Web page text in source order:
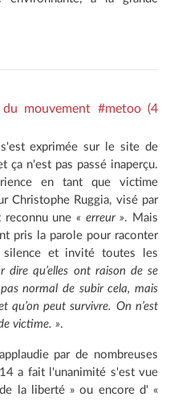
mouvement #metoo (4
exprimée sur le site de
ça n'est pas passé inaperçu.
en tant que victime
Christophe Ruggia, visé par
reconnu une « erreur ». Mais
pris la parole pour raconter
et invité toutes les
dire qu’elles ont raison de se
normal de subir cela, mais
qu’on peut survivre. On n’est
victime. ».
par de nombreuses
a fait l'unanimité s'est vue
la liberté » ou encore d' «